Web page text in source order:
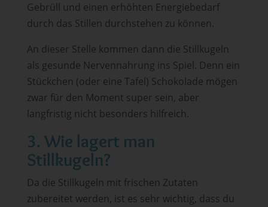
Gebrüll und einen erhöhten Energiebedarf
durch das Stillen durchstehen zu können.
An dieser Stelle kommen dann die Stillkugeln
als gesunde Nervennahrung ins Spiel. Denn ein
Stückchen (oder eine Tafel) Schokolade mögen
zwar für den Moment super sein, aber
langfristig nicht besonders hilfreich.
3. Wie lagert man
Stillkugeln?
Da die Stillkugeln mit frischen Zutaten
zubereitet werden, ist es sehr wichtig, dass du